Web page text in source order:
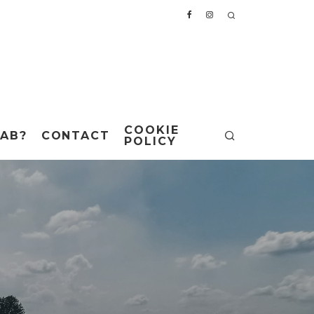
CONTACT
COOKIE
POLICY